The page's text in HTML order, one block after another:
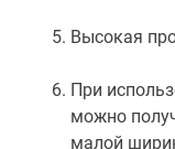
Высокая
При
можно
малой